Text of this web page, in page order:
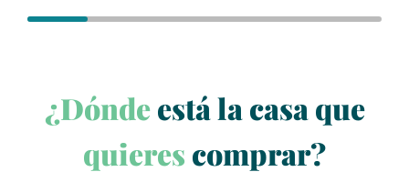
¿Dóndeestá la casa que
quieres comprar?